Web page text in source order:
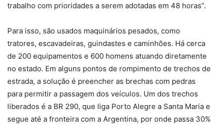
trabalho com prioridades a serem adotadas em 48 horas”.
Para isso, são usados maquinários pesados, como
tratores, escavadeiras, guindastes e caminhões. Há cerca
de 200 equipamentos e 600 homens atuando diretamente
no estado. Em alguns pontos de rompimento de trechos de
estrada, a solução é preencher as brechas com pedras
para permitir a passagem dos veículos. Um dos trechos
liberados é a BR 290, que liga Porto Alegre a Santa Maria e
segue até a fronteira com a Argentina, por onde passa 30%